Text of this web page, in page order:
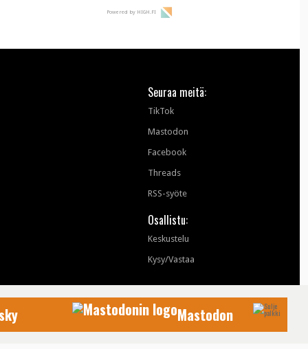
Powered by HIGH.FI
Seuraa meitä:
TikTok
Mastodon
Facebook
Threads
RSS-syöte
Osallistu:
Keskustelu
Kysy/Vastaa
Mastodon